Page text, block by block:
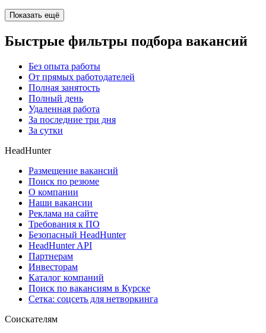
Показать ещё
Быстрые фильтры подбора вакансий
Без опыта работы
От прямых работодателей
Полная занятость
Полный день
Удаленная работа
За последние три дня
За сутки
HeadHunter
Размещение вакансий
Поиск по резюме
О компании
Наши вакансии
Реклама на сайте
Требования к ПО
Безопасный HeadHunter
HeadHunter API
Партнерам
Инвесторам
Каталог компаний
Поиск по вакансиям в Курске
Сетка: соцсеть для нетворкинга
Соискателям